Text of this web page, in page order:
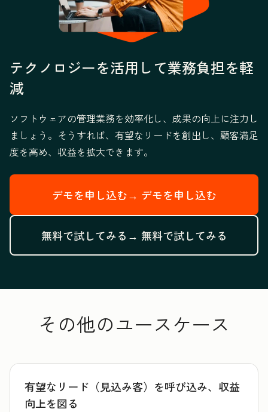
テクノロジーを活用して業務負担を軽
減
ソフトウェアの管理業務を効率化し、成果の向上に注力し
ましょう。そうすれば、有望なリードを創出し、顧客満足
度を高め、収益を拡大できます。
デモを申し込む→ デモを申し込む
無料で試してみる→ 無料で試してみる
その他のユースケース
有望なリード（見込み客）を呼び込み、収益
向上を図る